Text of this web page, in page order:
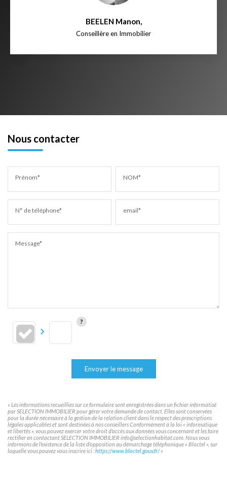
BEELEN Manon,
Conseillère en Immobilier
Nous contacter
Prénom* NOM*
N° de téléphone* email*
Message*
Envoyer le message
« Les informations recueillies sur ce formulaire sont enregistrées dans un fichier informatisé
par SELECTION IMMOBILIER pour gérer votre demande de contact. Elles sont conservées
pour la durée nécessaire à la gestion de la relation client dans le respect des prescriptions
légales applicables et sont destinées à nos conseillers Conformément à la loi « informatique
et libertés », vous pouvez exercer votre droit d'accès aux données vous concernant et les faire
rectifier en contactant SELECTION IMMOBILIER info@selectionhabitat.com. Nous vous
informons de l'existence de la liste d'opposition au démarchage téléphonique « Bloctel », sur
laquelle vous pouvez vous inscrire ici :https://www.bloctel.gouv.fr/»